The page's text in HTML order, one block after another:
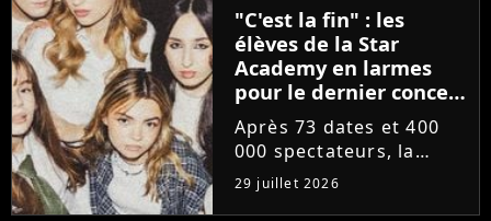
"C'est la fin" : les
élèves de la Star
Academy en larmes
pour le dernier concert
de la tournée
Après 73 dates et 400
000 spectateurs, la
tournée de la Star
Academy vient de se
29 juillet 2026